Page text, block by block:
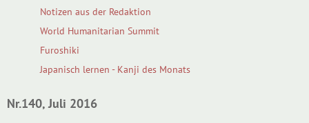
Notizen aus der Redaktion
World Humanitarian Summit
Furoshiki
Japanisch lernen - Kanji des Monats
Nr.140, Juli 2016